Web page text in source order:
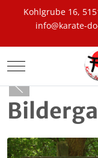
Kohlgrube 16,
info@karate-
Mobile Menu Toggle